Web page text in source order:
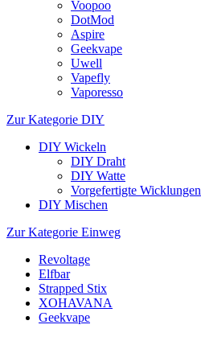
Voopoo
DotMod
Aspire
Geekvape
Uwell
Vapefly
Vaporesso
Zur Kategorie DIY
DIY Wickeln
DIY Draht
DIY Watte
Vorgefertigte Wicklungen
DIY Mischen
Zur Kategorie Einweg
Revoltage
Elfbar
Strapped Stix
XOHAVANA
Geekvape